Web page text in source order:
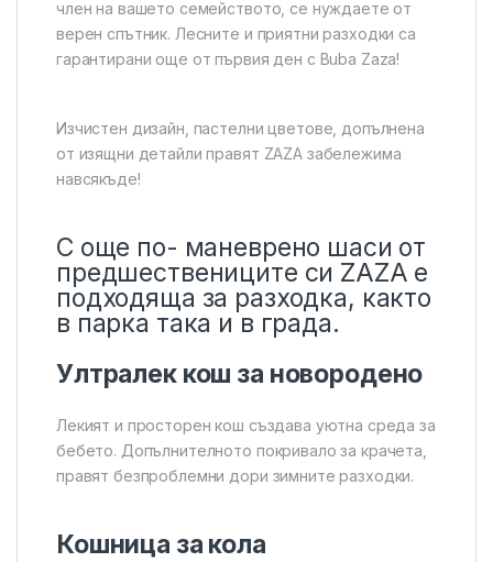
член на вашето семейството, се нуждаете от
верен спътник. Лесните и приятни разходки са
гарантирани още от първия ден с Buba Zaza!
Изчистен дизайн, пастелни цветове, допълнена
от изящни детайли правят ZAZA забележима
навсякъде!
С още по- маневрено шаси от
предшествениците си ZAZA е
подходяща за разходка, както
в парка така и в града.
Ултралек кош за новородено
Лекият и просторен кош създава уютна среда за
бебето. Допълнителното покривало за крачета,
правят безпроблемни дори зимните разходки.
Кошница за кола